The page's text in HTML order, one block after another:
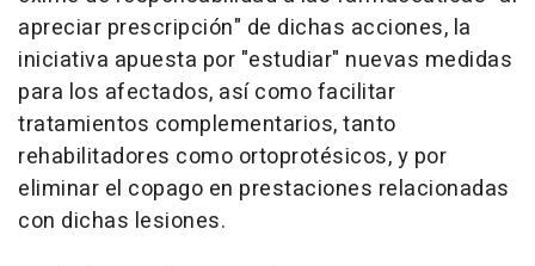
apreciar prescripción" de dichas acciones, la
iniciativa apuesta por "estudiar" nuevas medidas
para los afectados, así como facilitar
tratamientos complementarios, tanto
rehabilitadores como ortoprotésicos, y por
eliminar el copago en prestaciones relacionadas
con dichas lesiones.